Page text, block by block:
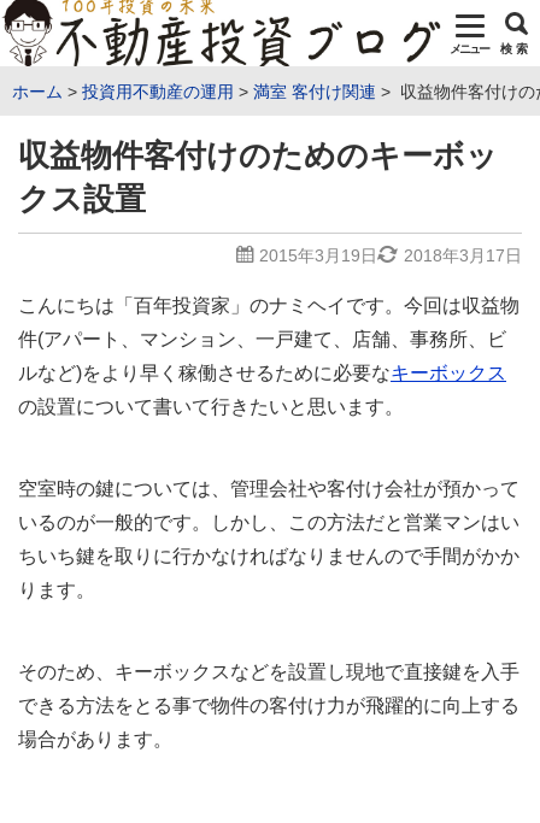
メニュー 検 索
ホーム 投資用不動産の運用 満室 客付け関連 収益物件客付け
収益物件客付けのためのキーボッ
クス設置
2015年3月19日 2018年3月17日
こんにちは「百年投資家」のナミヘイです。今回は収益物
件(アパート、マンション、一戸建て、店舗、事務所、ビ
ルなど)をより早く稼働させるために必要なキーボックス
の設置について書いて行きたいと思います。
空室時の鍵については、管理会社や客付け会社が預かって
いるのが一般的です。しかし、この方法だと営業マンはい
ちいち鍵を取りに行かなければなりませんので手間がかか
ります。
そのため、キーボックスなどを設置し現地で直接鍵を入手
できる方法をとる事で物件の客付け力が飛躍的に向上する
場合があります。